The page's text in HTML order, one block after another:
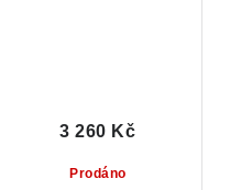
Prodáno
3 260 Kč